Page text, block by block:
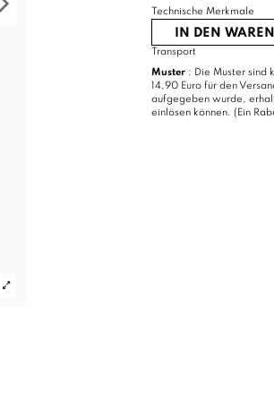
Technische Merkmale
IN DEN
Transport
Muster: Die Muster sind
14,90 Euro für den
aufgegeben wurde,
einlösen können. (Ein